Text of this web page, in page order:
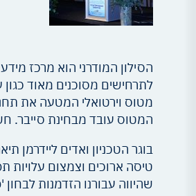
הסילון המודרני הוא מרכז
לתרחישים מסוכנים מאוד
מטוס וירטואלי המטעה את
המטוס עובד מבחינת סייבר.
טיסה ארוכים וצמצום עלויות
שהיווה עבורנו הזדמנות